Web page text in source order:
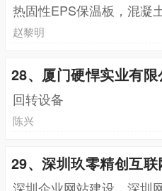
热固性EPS保温板，混凝
赵黎明
28、厦门硬悍实业有限
回转设备
陈兴
29、深圳玖零精创互